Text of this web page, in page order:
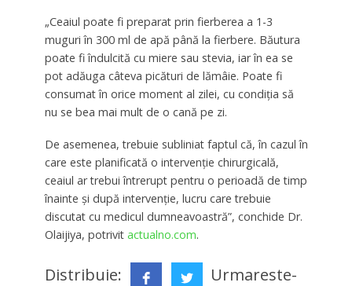
„Ceaiul poate fi preparat prin fierberea a 1-3
muguri în 300 ml de apă până la fierbere. Băutura
poate fi îndulcită cu miere sau stevia, iar în ea se
pot adăuga câteva picături de lămâie. Poate fi
consumat în orice moment al zilei, cu condiția să
nu se bea mai mult de o cană pe zi.
De asemenea, trebuie subliniat faptul că, în cazul în
care este planificată o intervenție chirurgicală,
ceaiul ar trebui întrerupt pentru o perioadă de timp
înainte și după intervenție, lucru care trebuie
discutat cu medicul dumneavoastră”, conchide Dr.
Olaijiya, potrivit actualno.com.
Distribuie:
Urmareste-